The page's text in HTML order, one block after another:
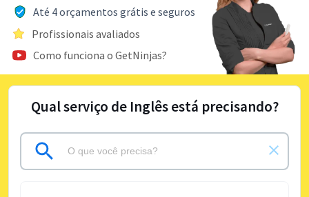
Até 4 orçamentos grátis e seguros
Profissionais avaliados
Como funciona o GetNinjas?
Qual serviço de Inglês está precisando?